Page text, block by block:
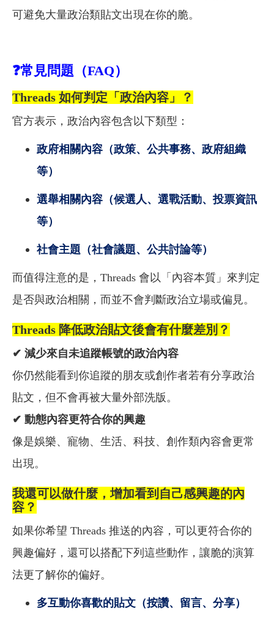
可避免大量政治類貼文出現在你的脆。
❓常見問題（FAQ）
Threads 如何判定「政治內容」？
官方表示，政治內容包含以下類型：
政府相關內容（政策、公共事務、政府組織
等）
選舉相關內容（候選人、選戰活動、投票資訊
等）
社會主題（社會議題、公共討論等）
而值得注意的是，Threads 會以「內容本質」來判定
是否與政治相關，而並不會判斷政治立場或偏見。
Threads 降低政治貼文後會有什麼差別？
✔ 減少來自未追蹤帳號的政治內容
你仍然能看到你追蹤的朋友或創作者若有分享政治
貼文，但不會再被大量外部洗版。
✔ 動態內容更符合你的興趣
像是娛樂、寵物、生活、科技、創作類內容會更常
出現。
我還可以做什麼，增加看到自己感興趣的內
容？
如果你希望 Threads 推送的內容，可以更符合你的
興趣偏好，還可以搭配下列這些動作，讓脆的演算
法更了解你的偏好。
多互動你喜歡的貼文（按讚、留言、分享）